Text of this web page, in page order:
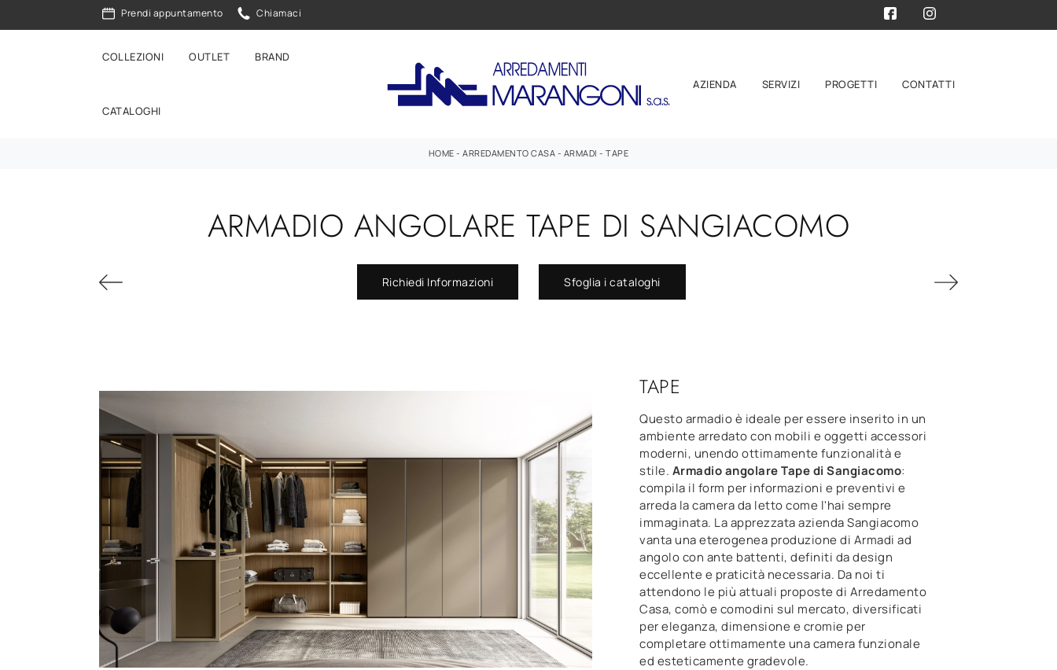
Prendi appuntamento Chiamaci
COLLEZIONI OUTLET BRAND
CATALOGHI
AZIENDA SERVIZI PROGETTI CONTATTI
HOME -ARREDAMENTO CASA - ARMADI -TAPE
ARMADIO ANGOLARE TAPE DI SANGIACOMO
Richiedi Informazioni Sfoglia i cataloghi
TAPE
Questo armadio è ideale per essere inserito in un
ambiente arredato con mobili e oggetti accessori
moderni, unendo ottimamente funzionalità e
stile. Armadio angolare Tape di Sangiacomo:
compila il form per informazioni e preventivi e
arreda la camera da letto come l'hai sempre
immaginata. La apprezzata azienda Sangiacomo
vanta una eterogenea produzione di Armadi ad
angolo con ante battenti, definiti da design
eccellente e praticità necessaria. Da noi ti
attendono le più attuali proposte di Arredamento
Casa, comò e comodini sul mercato, diversificati
per eleganza, dimensione e cromie per
completare ottimamente una camera funzionale
ed esteticamente gradevole.